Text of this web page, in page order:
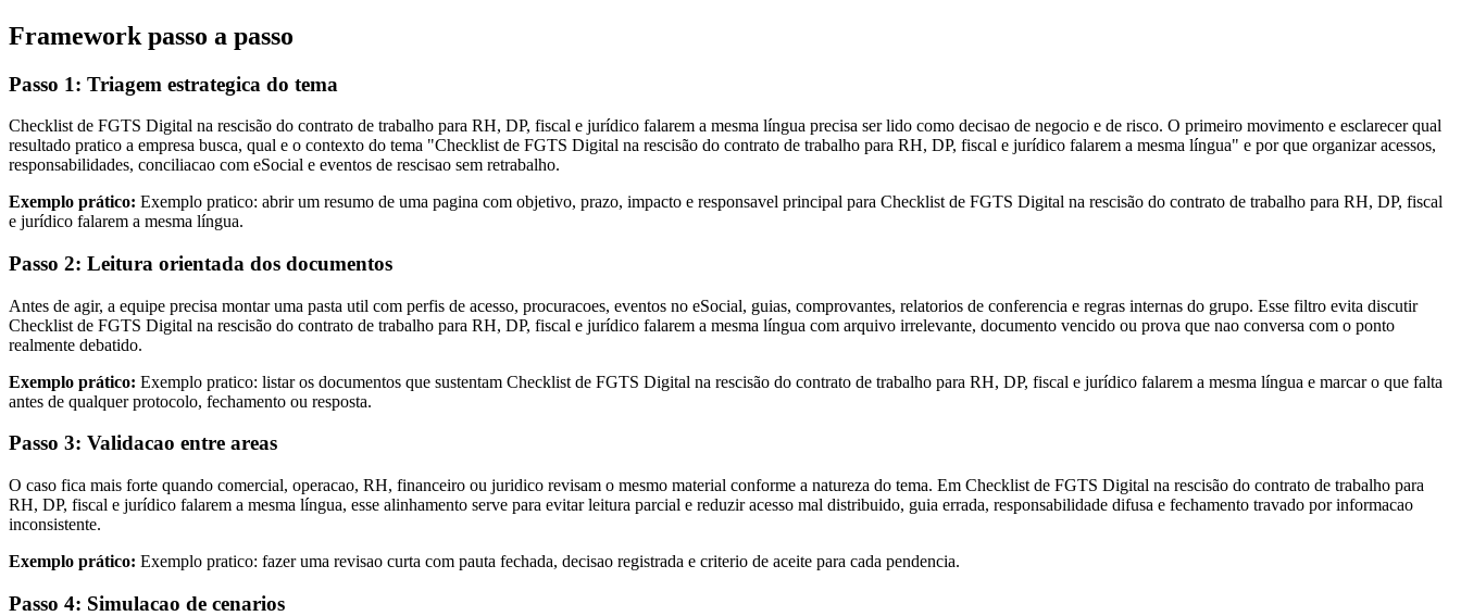
Framework passo a passo
Passo 1: Triagem estrategica do tema
Checklist de FGTS Digital na rescisão do contrato de trabalho para RH, DP, fiscal e jurídico falarem a mesma língua precisa ser lido como decisao de negocio e de risco. O primeiro movimento e esclarecer qual
resultado pratico a empresa busca, qual e o contexto do tema "Checklist de FGTS Digital na rescisão do contrato de trabalho para RH, DP, fiscal e jurídico falarem a mesma língua" e por que organizar acessos,
responsabilidades, conciliacao com eSocial e eventos de rescisao sem retrabalho.
Exemplo prático: Exemplo pratico: abrir um resumo de uma pagina com objetivo, prazo, impacto e responsavel principal para Checklist de FGTS Digital na rescisão do contrato de trabalho para RH, DP, fiscal
e jurídico falarem a mesma língua.
Passo 2: Leitura orientada dos documentos
Antes de agir, a equipe precisa montar uma pasta util com perfis de acesso, procuracoes, eventos no eSocial, guias, comprovantes, relatorios de conferencia e regras internas do grupo. Esse filtro evita discutir
Checklist de FGTS Digital na rescisão do contrato de trabalho para RH, DP, fiscal e jurídico falarem a mesma língua com arquivo irrelevante, documento vencido ou prova que nao conversa com o ponto
realmente debatido.
Exemplo prático: Exemplo pratico: listar os documentos que sustentam Checklist de FGTS Digital na rescisão do contrato de trabalho para RH, DP, fiscal e jurídico falarem a mesma língua e marcar o que falta
antes de qualquer protocolo, fechamento ou resposta.
Passo 3: Validacao entre areas
O caso fica mais forte quando comercial, operacao, RH, financeiro ou juridico revisam o mesmo material conforme a natureza do tema. Em Checklist de FGTS Digital na rescisão do contrato de trabalho para
RH, DP, fiscal e jurídico falarem a mesma língua, esse alinhamento serve para evitar leitura parcial e reduzir acesso mal distribuido, guia errada, responsabilidade difusa e fechamento travado por informacao
inconsistente.
Exemplo prático: Exemplo pratico: fazer uma revisao curta com pauta fechada, decisao registrada e criterio de aceite para cada pendencia.
Passo 4: Simulacao de cenarios